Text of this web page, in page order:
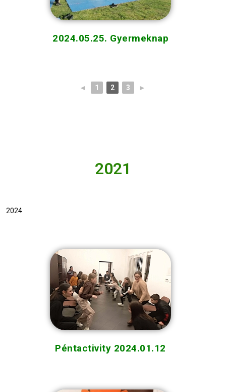
2024.05.25. Gyermeknap
◄ 1 2 3 ►
2021
2024
Péntactivity 2024.01.12